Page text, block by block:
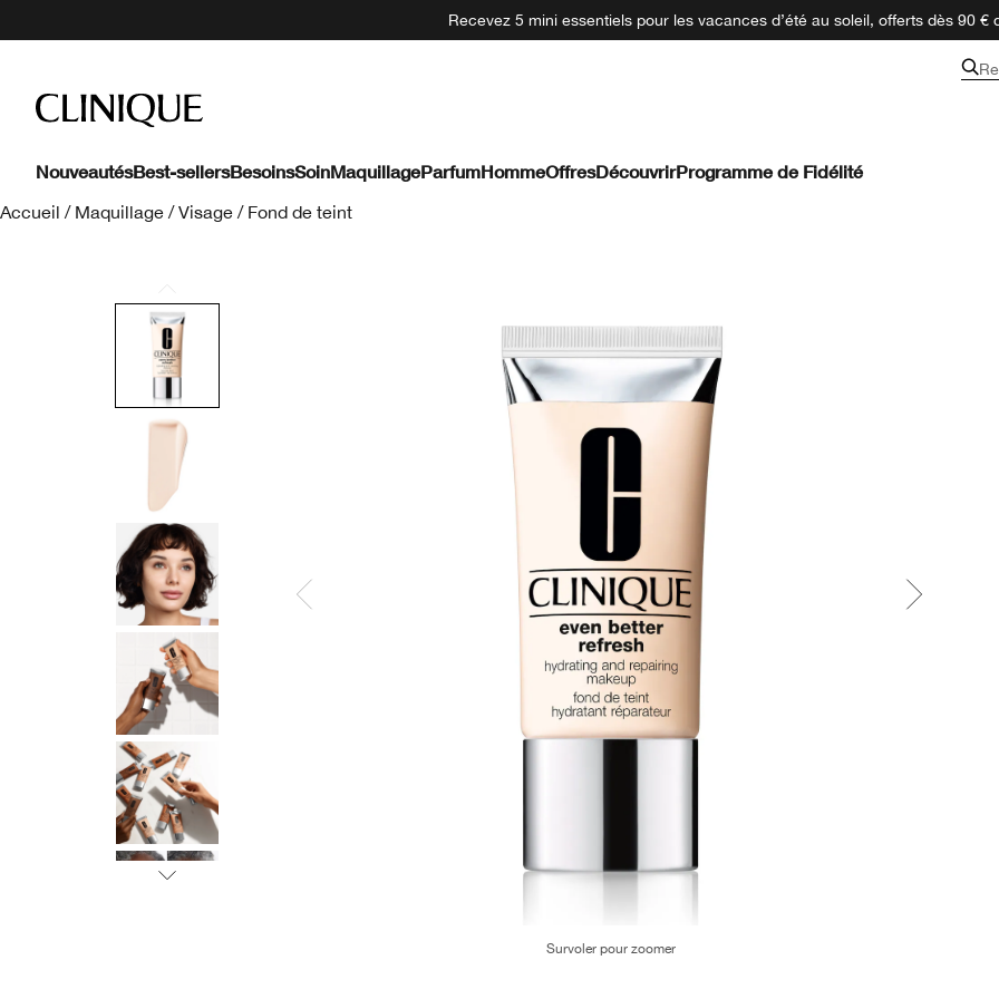
Recevez 5 mini essentiels pour les vacances d’été au soleil, offerts dès 90 €
NouveautésBest-sellersBesoinsSoinMaquillageParfumHommeOffresDécouvrirProgramme de Fidélité
Accueil / Maquillage / Visage / Fond de teint
Survoler pour zoomer